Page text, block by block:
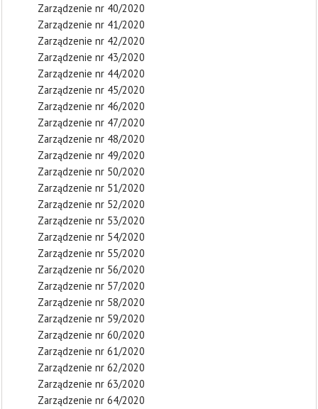
Zarządzenie nr 40/2020
Zarządzenie nr 41/2020
Zarządzenie nr 42/2020
Zarządzenie nr 43/2020
Zarządzenie nr 44/2020
Zarządzenie nr 45/2020
Zarządzenie nr 46/2020
Zarządzenie nr 47/2020
Zarządzenie nr 48/2020
Zarządzenie nr 49/2020
Zarządzenie nr 50/2020
Zarządzenie nr 51/2020
Zarządzenie nr 52/2020
Zarządzenie nr 53/2020
Zarządzenie nr 54/2020
Zarządzenie nr 55/2020
Zarządzenie nr 56/2020
Zarządzenie nr 57/2020
Zarządzenie nr 58/2020
Zarządzenie nr 59/2020
Zarządzenie nr 60/2020
Zarządzenie nr 61/2020
Zarządzenie nr 62/2020
Zarządzenie nr 63/2020
Zarządzenie nr 64/2020